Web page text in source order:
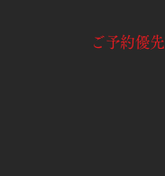
ご予約優先